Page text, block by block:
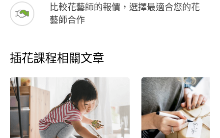
比較花藝師的報價，選擇最適合您的花
藝師合作
插花課程相關文章